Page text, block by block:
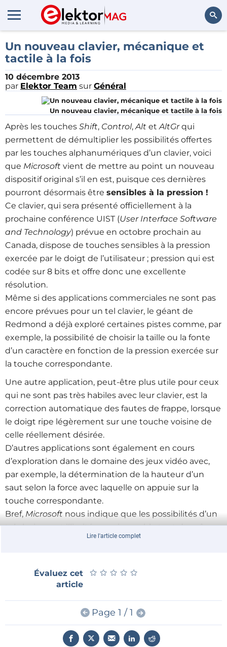
Rechercher
Un nouveau clavier, mécanique et
tactile à la fois
10 décembre 2013
par Elektor Team sur Général
Un nouveau clavier, mécanique et tactile à la fois
Après les touches Shift, Control,Alt etAltGrqui
permettent de démultiplier les possibilités offertes
par les touches alphanumériques d’un clavier, voici
que Microsoft vient de mettre au point un nouveau
dispositif original s’il en est, puisque ces dernières
pourront désormais être sensibles à la pression !
Ce clavier, qui sera présenté officiellement à la
prochaine conférence UIST (User Interface Software
and Technology) prévue en octobre prochain au
Canada, dispose de touches sensibles à la pression
exercée par le doigt de l’utilisateur ; pression qui est
codée sur 8 bits et offre donc une excellente
résolution.
Même si des applications commerciales ne sont pas
encore prévues pour un tel clavier, le géant de
Redmond a déjà exploré certaines pistes comme, par
exemple, la possibilité de choisir la taille ou la fonte
d’un caractère en fonction de la pression exercée sur
la touche correspondante.
Une autre application, peut-être plus utile pour ceux
qui ne sont pas très habiles avec leur clavier, est la
correction automatique des fautes de frappe, lorsque
le doigt ripe légèrement sur une touche voisine de
celle réellement désirée.
D’autres applications sont également en cours
d’exploration dans le domaine des jeux vidéo avec,
par exemple, la détermination de la hauteur d’un
saut selon la force avec laquelle on appuie sur la
touche correspondante.
Bref, Microsoft nous indique que les possibilités d’un
tel clavier sont illimitées mais semble tout de même
à cours d’imagination que des étudiants seront
Innovation Contest
clé un prix de 2000 dollars (environ 1400 euros) pour
Lire l'article complet
Évaluez cet
article
★ ★ ★ ★ ★
★ ★ ★ ★ ★
Page 1 / 1